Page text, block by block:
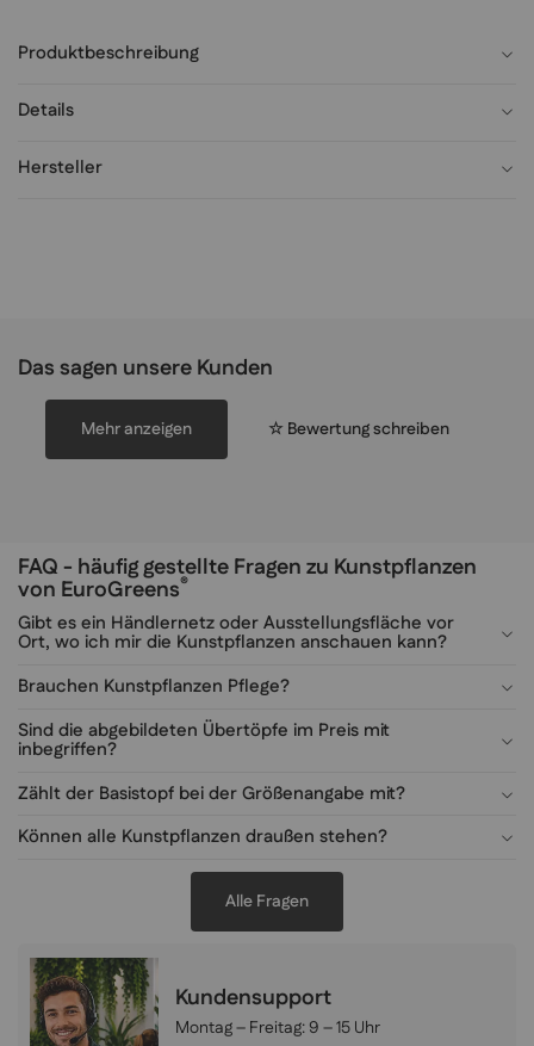
Produktbeschreibung
Details
Hersteller
Das sagen unsere Kunden
Mehr anzeigen ☆ Bewertung schreiben
FAQ - häufig gestellte Fragen zu Kunstpflanzen
von EuroGreens®
Gibt es ein Händlernetz oder Ausstellungsfläche vor
Ort, wo ich mir die Kunstpflanzen anschauen kann?
Brauchen Kunstpflanzen Pflege?
Sind die abgebildeten Übertöpfe im Preis mit
inbegriffen?
Zählt der Basistopf bei der Größenangabe mit?
Können alle Kunstpflanzen draußen stehen?
Alle Fragen
Kundensupport
Montag – Freitag: 9 – 15 Uhr